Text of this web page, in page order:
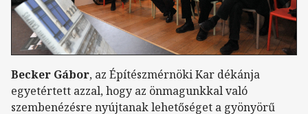
Becker Gábor, az Építészmérnöki Kar dékánja
egyetértett azzal, hogy az önmagunkkal való
szembenézésre nyújtanak lehetőséget a gyönyörű